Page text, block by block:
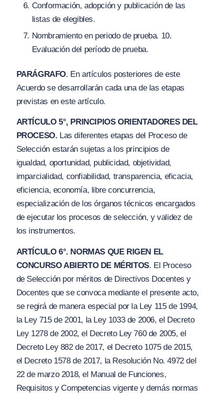
Conformación, adopción y publicación de las
listas de elegibles.
Nombramiento en periodo de prueba. 10.
Evaluación del período de prueba.
PARÁGRAFO. En artículos posteriores de este
Acuerdo se desarrollarán cada una de las etapas
previstas en este artículo.
ARTÍCULO 5°, PRINCIPIOS ORIENTADORES DEL
PROCESO. Las diferentes etapas del Proceso de
Selección estarán sujetas a los principios de
igualdad, oportunidad, publicidad, objetividad,
imparcialidad, confiabilidad, transparencia, eficacia,
eficiencia, economía, libre concurrencia,
especialización de los órganos técnicos encargados
de ejecutar los procesos de selección, y validez de
los instrumentos.
ARTÍCULO 6°. NORMAS QUE RIGEN EL
CONCURSO ABIERTO DE MÉRITOS. El Proceso
de Selección por méritos de Directivos Docentes y
Docentes que se convoca mediante el presente acto,
se regirá de manera especial por la Ley 115 de 1994,
la Ley 715 de 2001, la Ley 1033 de 2006, el Decreto
Ley 1278 de 2002, el Decreto Ley 760 de 2005, el
Decreto Ley 882 de 2017, el Decreto 1075 de 2015,
el Decreto 1578 de 2017, la Resolución No. 4972 del
22 de marzo 2018, el Manual de Funciones,
Requisitos y Competencias vigente y demás normas